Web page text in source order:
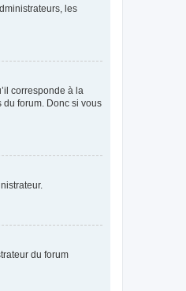
les
corresponde à la
du forum. Donc si vous
du forum